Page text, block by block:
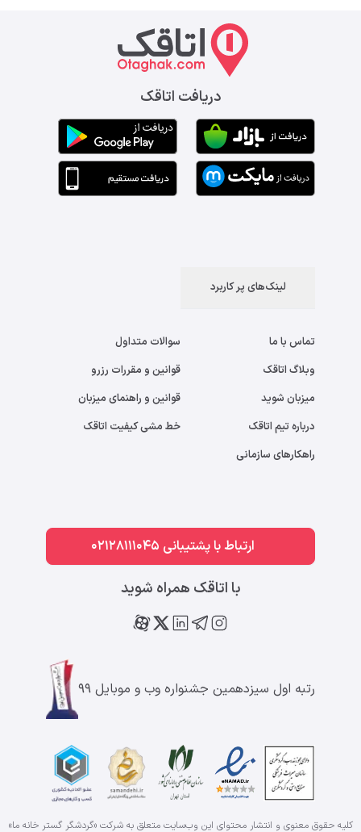
دریافت اتاقک
لینک‌های پر کاربرد
تماس با ما
وبلاگ اتاقک
میزبان شوید
درباره تیم اتاقک
راهکارهای سازمانی
سوالات متداول
قوانین و مقررات رزرو
قوانین و راهنمای میزبان
خط مشی کیفیت اتاقک
ارتباط با پشتیبانی 02128111045
با اتاقک همراه شوید
رتبه اول سیزدهمین جشنواره وب و موبایل ۹۹
کلیه حقوق معنوی و انتشار محتوای این وب‌سایت متعلق به شرکت «گردشگر گستر خانه ما»